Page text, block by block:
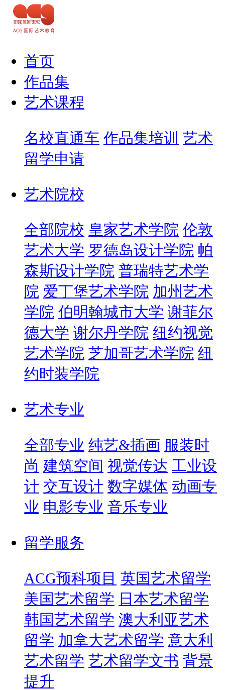
首页
作品集
艺术课程
名校直通车 作品集培训 艺术
留学申请
艺术院校
全部院校 皇家艺术学院 伦敦
艺术大学 罗德岛设计学院 帕
森斯设计学院 普瑞特艺术学
院 爱丁堡艺术学院 加州艺术
学院 伯明翰城市大学 谢菲尔
德大学 谢尔丹学院 纽约视觉
艺术学院 芝加哥艺术学院 纽
约时装学院
艺术专业
全部专业 纯艺&插画 服装时
尚 建筑空间 视觉传达 工业设
计 交互设计 数字媒体 动画专
业 电影专业 音乐专业
留学服务
ACG预科项目 英国艺术留学
美国艺术留学 日本艺术留学
韩国艺术留学 澳大利亚艺术
留学 加拿大艺术留学 意大利
艺术留学 艺术留学文书 背景
提升